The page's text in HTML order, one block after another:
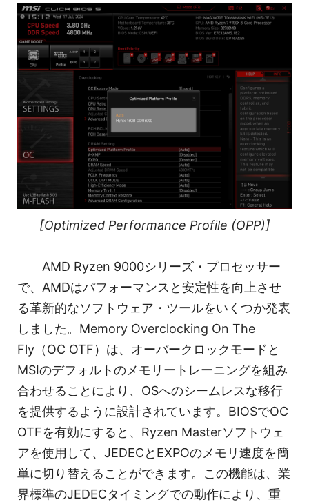
[Optimized Performance Profile (OPP)]
AMD Ryzen 9000シリーズ・プロセッサー
で、AMDはパフォーマンスと安定性を向上させ
る革新的なソフトウェア・ツールをいくつか発表
しました。Memory Overclocking On The
Fly（OC OTF）は、オーバークロックモードと
MSIのデフォルトのメモリートレーニングを組み
合わせることにより、OSへのシームレスな移行
を提供するように設計されています。BIOSでOC
OTFを有効にすると、Ryzen Masterソフトウェ
アを使用して、JEDECとEXPOのメモリ速度を簡
単に切り替えることができます。この機能は、業
界標準のJEDECタイミングでの動作により、重